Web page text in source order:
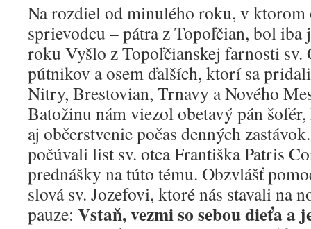
Na rozdiel od minulého roku, v ktorom
sprievodcu – pátra z Topoľčian, bol
roku Vyšlo z Topoľčianskej farnosti sv.
pútnikov a osem ďalších, ktorí sa
Nitry, Brestovian, Trnavy a Nového
Batožinu nám viezol obetavý pán
aj občerstvenie počas denných
počúvali list sv. otca Františka Patris
prednášky na túto tému. Obzvlášť
slová sv. Jozefovi, ktoré nás stavali na
pauze: Vstaň, vezmi so sebou dieťa a